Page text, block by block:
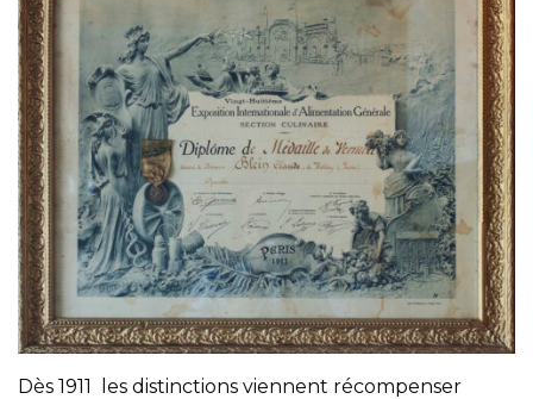
Dès 1911
les distinctions viennent récompenser